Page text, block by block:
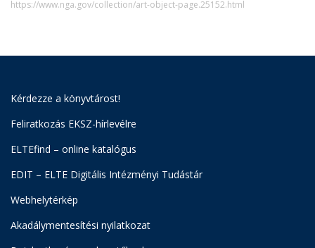
https://www.nga.gov/collection/art-object-page.25152.html
Kérdezze a könyvtárost!
Feliratkozás EKSZ-hírlevélre
ELTEfind – online katalógus
EDIT – ELTE Digitális Intézményi Tudástár
Webhelytérkép
Akadálymentesítési nyilatkozat